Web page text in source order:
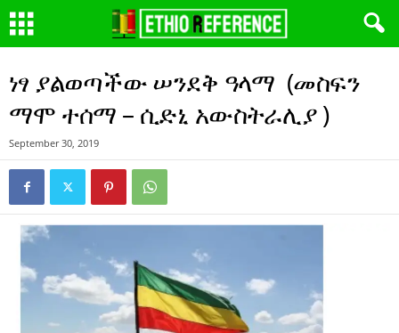
ነፃ ያልወጣችው ሠንደቅ ዓላማ (መስፍን
ማሞ ተሰማ – ሲድኒ አውስትራሊያ )
September 30, 2019